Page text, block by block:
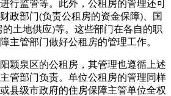
行监管等。此外，公租房的管理还可
政部门(负责公租房的资金保障)、国
土地供应)等。这些部门在各自的职
主管部门做好公租房的管理工作。
颖泉区的公租房，其管理也遵循上述
管部门负责。单位公租房的管理同样
县级市政府的住房保障主管单位全权